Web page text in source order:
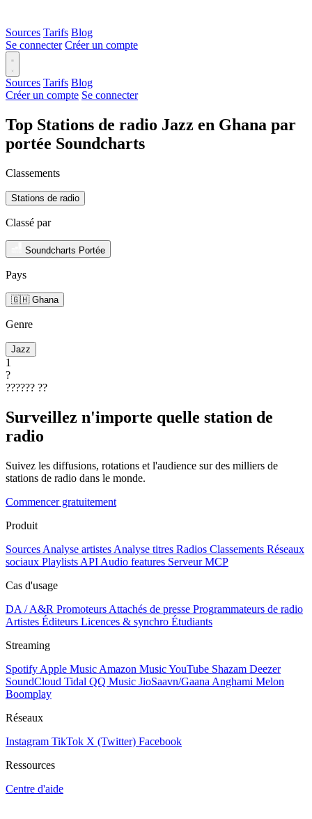
Sources Tarifs Blog
Se connecter Créer un compte
Sources Tarifs Blog
Créer un compte Se connecter
Top Stations de radio Jazz en Ghana par
portée Soundcharts
Classements
Stations de radio
Classé par
Soundcharts Portée
Pays
🇬🇭 Ghana
Genre
Jazz
1
?
?????? ??
Surveillez n'importe quelle station de
radio
Suivez les diffusions, rotations et l'audience sur des milliers de
stations de radio dans le monde.
Commencer gratuitement
Produit
Sources Analyse artistes Analyse titres Radios Classements Réseaux
sociaux Playlists API Audio features Serveur MCP
Cas d'usage
DA / A&R Promoteurs Attachés de presse Programmateurs de radio
Artistes Éditeurs Licences & synchro Étudiants
Streaming
Spotify Apple Music Amazon MusicYouTube Shazam Deezer
SoundCloud Tidal QQ Music JioSaavn/Gaana Anghami Melon
Boomplay
Réseaux
Instagram TikTok X (Twitter) Facebook
Ressources
Centre d'aide